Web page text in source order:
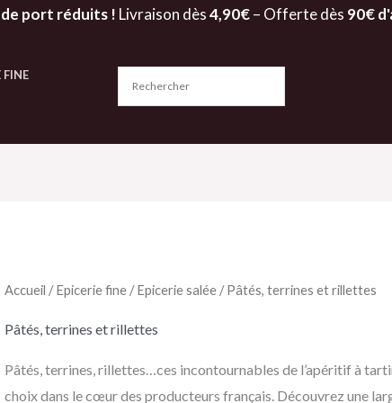
de port réduits ! Livraison dès4,90€– Offerte dès 90€
FINE
Accueil /Epicerie fine/Epicerie salée/ Pâtés, terrines et rillettes
Pâtés, terrines et rillettes
Pâtés, terrines, rillettes…ces incontournables de l’apéritif à
choix dans le cœur des producteurs français. Découvrez une